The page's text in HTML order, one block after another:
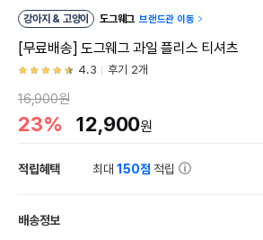
강아지 & 고양이 도그웨그 브랜드관 이동
[무료배송] 도그웨그 과일 플리스 티셔츠
4.3 후기 2개
16,900원
23% 12,900원
적립혜택 최대150점 적립
배송정보